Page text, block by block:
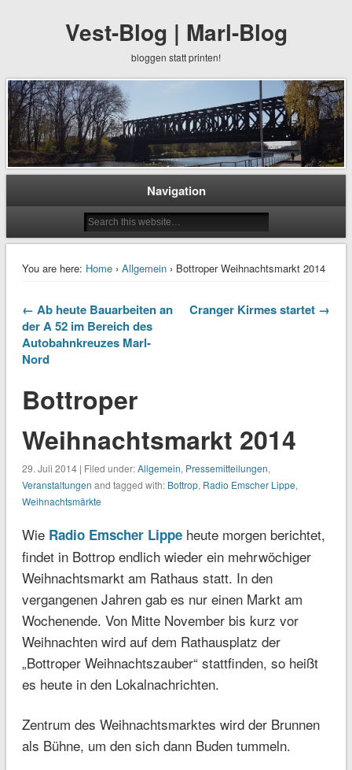
Vest-Blog | Marl-Blog
bloggen statt printen!
Navigation
You are here: Home› Allgemein› Bottroper Weihnachtsmarkt 2014
← Ab heute Bauarbeiten an
der A 52 im Bereich des
Autobahnkreuzes Marl-
Nord
Cranger Kirmes startet →
Bottroper
Weihnachtsmarkt 2014
29. Juli 2014 | Filed under:Allgemein, Pressemitteilungen,
Veranstaltungen and tagged with: Bottrop, Radio Emscher Lippe,
Weihnachtsmärkte
Wie Radio Emscher Lippe heute morgen berichtet,
findet in Bottrop endlich wieder ein mehrwöchiger
Weihnachtsmarkt am Rathaus statt. In den
vergangenen Jahren gab es nur einen Markt am
Wochenende. Von Mitte November bis kurz vor
Weihnachten wird auf dem Rathausplatz der
„Bottroper Weihnachtszauber“ stattfinden, so heißt
es heute in den Lokalnachrichten.
Zentrum des Weihnachtsmarktes wird der Brunnen
als Bühne, um den sich dann Buden tummeln.